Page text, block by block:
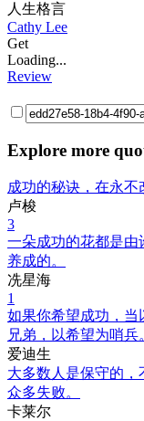
人生格言
Cathy Lee
Get
Loading...
Review
Explore more
成功的秘诀，在永不
卢梭
3
一朵成功的花都是由
养成的。
冼星海
1
如果你希望成功，当
兄弟，以希望为哨兵
爱迪生
大多数人是保守的
众多失败。
卡莱尔